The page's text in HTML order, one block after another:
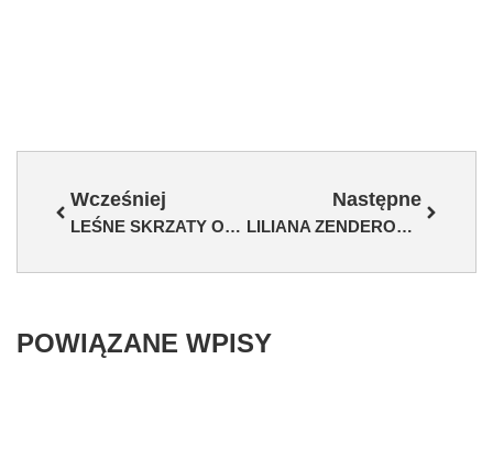
Wcześniej
LEŚNE SKRZATY OTWORZYŁY SWOJE DRZWI
Następne
LILIANA ZENDEROWSKA JEDZIE NA MISTRZOSTWA EUROPY
POWIĄZANE WPISY